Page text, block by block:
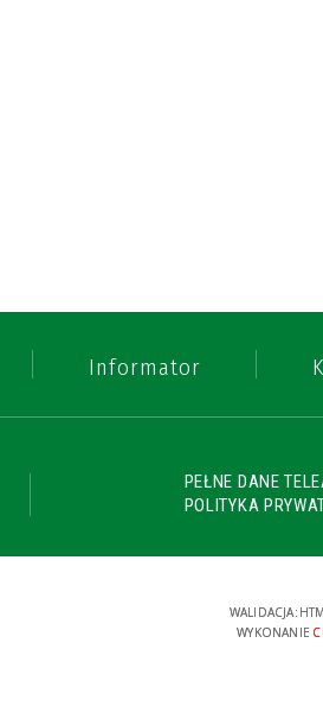
Informator
PEŁNE DANE
POLITYKA
WALIDACJA:
WYKONANIE